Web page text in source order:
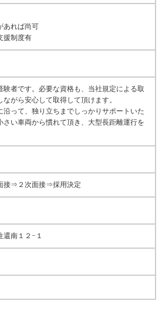
あれば尚可
援制度有
験者です。必要な資格も、当社規定による取
がら安心して取得して頂けます。
沿って、独り立ちまでしっかりサポートいた
さい車両から慣れて頂き、大型長距離運行を
接⇒２次面接⇒採用決定
南１２−１